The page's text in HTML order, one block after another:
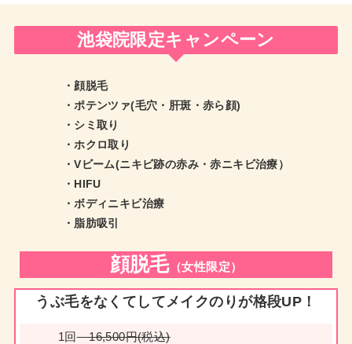
池袋院限定キャンペーン
・顔脱毛
・ポテンツァ(毛穴・肝斑・赤ら顔)
・シミ取り
・ホクロ取り
・Vビーム(ニキビ跡の赤み・赤ニキビ治療）
・HIFU
・ボディニキビ治療
・脂肪吸引
顔脱毛（女性限定）
うぶ毛をなくてしてメイクのりが格段UP！
1回16,500円(税込)